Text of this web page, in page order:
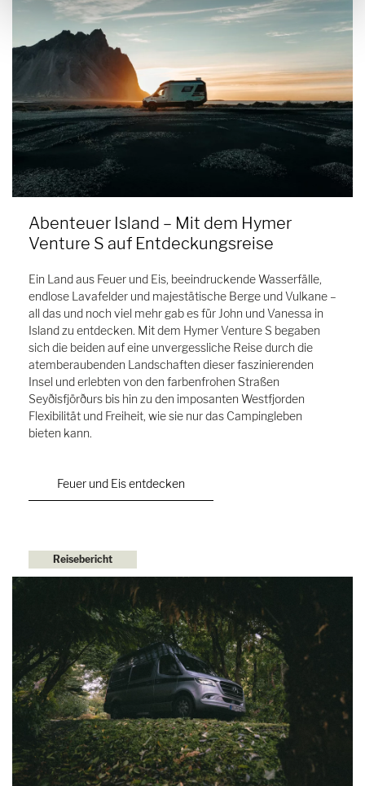
Abenteuer Island – Mit dem Hymer
Venture S auf Entdeckungsreise
Ein Land aus Feuer und Eis, beeindruckende Wasserfälle,
endlose Lavafelder und majestätische Berge und Vulkane –
all das und noch viel mehr gab es für John und Vanessa in
Island zu entdecken. Mit dem Hymer Venture S begaben
sich die beiden auf eine unvergessliche Reise durch die
atemberaubenden Landschaften dieser faszinierenden
Insel und erlebten von den farbenfrohen Straßen
Seyðisfjörðurs bis hin zu den imposanten Westfjorden
Flexibilität und Freiheit, wie sie nur das Campingleben
bieten kann.
Feuer und Eis entdecken
Reisebericht